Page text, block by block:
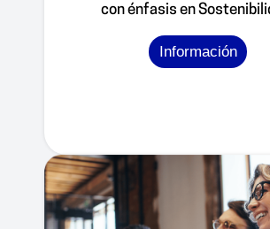
con énfasis en
Información